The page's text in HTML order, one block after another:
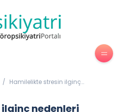
/ Hamilelikte stresin ilginç
nedenleri